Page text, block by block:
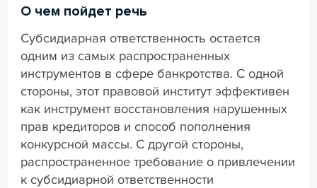
О чем пойдет речь
Субсидиарная ответственность остается
одним из самых распространенных
инструментов в сфере банкротства. С одной
стороны, этот правовой институт эффективен
как инструмент восстановления нарушенных
прав кредиторов и способ пополнения
конкурсной массы. С другой стороны,
распространенное требование о привлечении
к субсидиарной ответственности